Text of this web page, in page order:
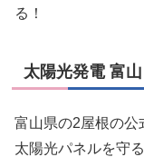
る！
太陽光発電 富
富山県の2屋根の公
太陽光パネルを守